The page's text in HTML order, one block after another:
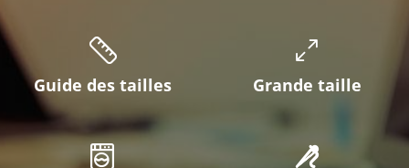
Guide des tailles Grande taille